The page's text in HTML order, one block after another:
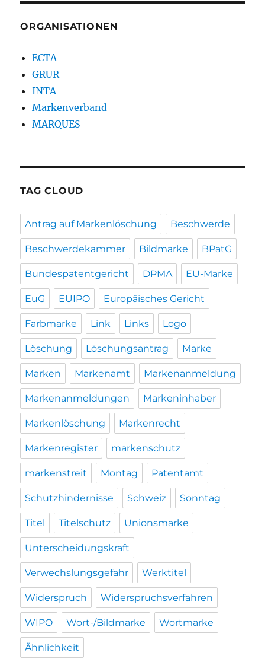
ORGANISATIONEN
ECTA
GRUR
INTA
Markenverband
MARQUES
TAG CLOUD
Antrag auf Markenlöschung Beschwerde
Beschwerdekammer Bildmarke BPatG
Bundespatentgericht DPMA EU-Marke
EuG EUIPO Europäisches Gericht
Farbmarke Link Links Logo
Löschung Löschungsantrag Marke
Marken Markenamt Markenanmeldung
Markenanmeldungen Markeninhaber
Markenlöschung Markenrecht
Markenregister markenschutz
markenstreit Montag Patentamt
Schutzhindernisse Schweiz Sonntag
Titel Titelschutz Unionsmarke
Unterscheidungskraft
Verwechslungsgefahr Werktitel
Widerspruch Widerspruchsverfahren
WIPO Wort-/Bildmarke Wortmarke
Ähnlichkeit